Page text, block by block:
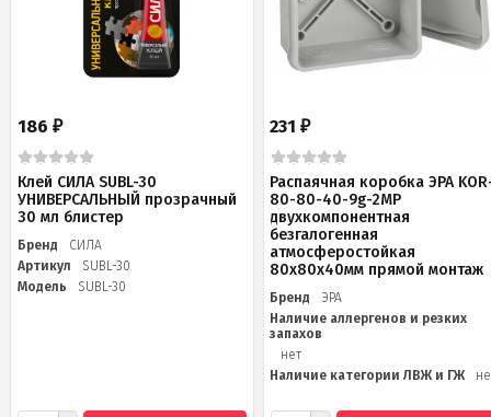
186 ₽
Клей СИЛА SUBL-30
УНИВЕРСАЛЬНЫЙ прозрачный
30 мл блистер
Бренд
СИЛА
Артикул
SUBL-30
Модель
SUBL-30
231₽
Распаячная коробка ЭРА
80-80-40-9g-2MP
двухкомпонентная
безгалогенная
атмосферостойкая
80х80х40мм прямой монтаж
Бренд
ЭРА
Наличие аллергенов и резких
запахов
нет
Наличие категории ЛВЖ и ГЖ